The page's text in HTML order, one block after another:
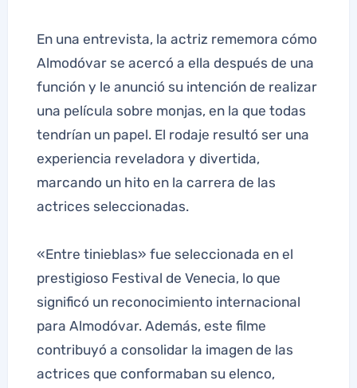
En una entrevista, la actriz rememora cómo
Almodóvar se acercó a ella después de una
función y le anunció su intención de realizar
una película sobre monjas, en la que todas
tendrían un papel. El rodaje resultó ser una
experiencia reveladora y divertida,
marcando un hito en la carrera de las
actrices seleccionadas.
«Entre tinieblas» fue seleccionada en el
prestigioso Festival de Venecia, lo que
significó un reconocimiento internacional
para Almodóvar. Además, este filme
contribuyó a consolidar la imagen de las
actrices que conformaban su elenco,